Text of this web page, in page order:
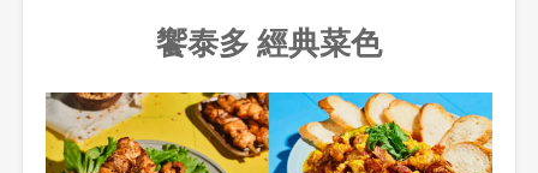
饗泰多 經典菜色